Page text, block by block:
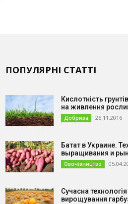
ПОПУЛЯРНІ СТАТТІ
Кислотність
на живлення
Добрива 25.11.2016
Батат в Украине.
выращивания и
Овочівництво
Сучасна технологія
вирощування